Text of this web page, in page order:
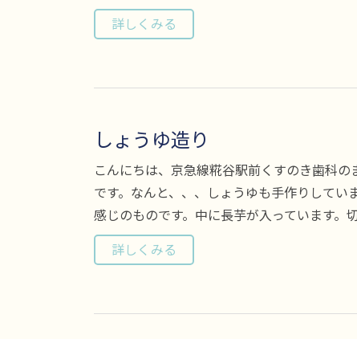
詳しくみる
しょうゆ造り
こんにちは、京急線糀谷駅前くすのき歯科
です。なんと、、、しょうゆも手作りして
感じのものです。中に長芋が入っています。
詳しくみる